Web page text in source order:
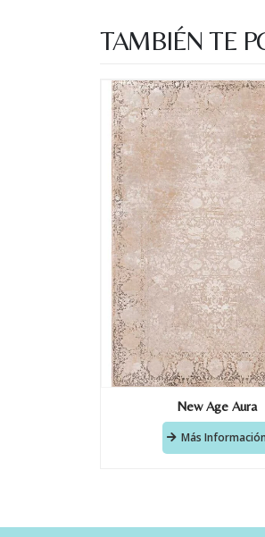
TAMBIÉN TE
New Age Aura
Más Información